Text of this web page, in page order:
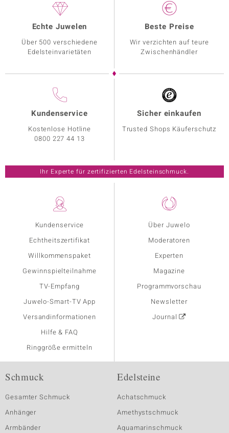
Kundenservice
Echtheitszertifikat
Willkommenspaket
Gewinnspielteilnahme
TV-Empfang
Juwelo-Smart-TV App
Versandinformationen
Hilfe & FAQ
Ringgröße ermitteln
Über Juwelo
Moderatoren
Experten
Magazine
Programmvorschau
Newsletter
Journal
Echte Juwelen
Über 500 verschiedene
Edelsteinvarietäten
Beste Preise
Wir verzichten auf teure
Zwischenhändler
Kundenservice
Kostenlose Hotline
0800 227 44 13
Sicher einkaufen
Trusted Shops Käuferschutz
Ihr Experte für zertifizierten Edelsteinschmuck.
Schmuck
Gesamter Schmuck
Anhänger
Armbänder
Edelsteine
Achatschmuck
Amethystschmuck
Aquamarinschmuck